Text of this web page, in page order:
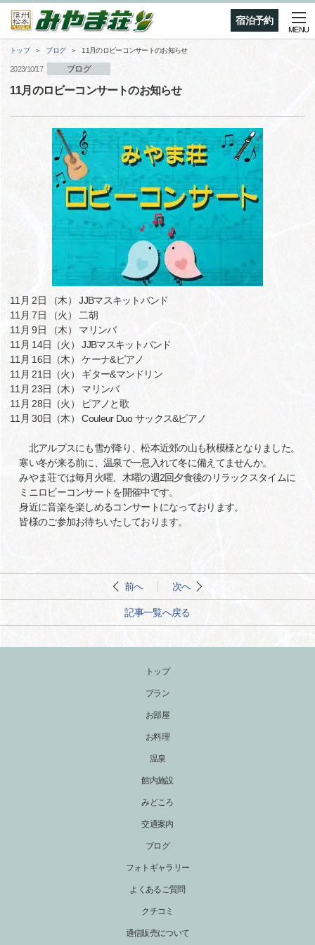
宿泊予約
MENU
トップ ブログ 11月のロビーコンサートのお知らせ
2023/10/17 ブログ
11月のロビーコンサートのお知らせ
11月 2日 （木） JJBマスキットバンド
11月 7日 （火） 二胡
11月 9日 （木） マリンバ
11月 14日（火） JJBマスキットバンド
11月 16日（木） ケーナ&ピアノ
11月 21日（火） ギター&マンドリン
11月 23日（木） マリンバ
11月 28日（火） ピアノと歌
11月 30日（木） Couleur Duo サックス&ピアノ
北アルプスにも雪が降り、松本近郊の山も秋模様となりました。
寒い冬が来る前に、温泉で一息入れて冬に備えてませんか。
みやま荘では毎月火曜、木曜の週2回夕食後のリラックスタイムに
ミニロビーコンサートを開催中です。
身近に音楽を楽しめるコンサートになっております。
皆様のご参加お待ちいたしております。
前へ 次へ
記事一覧へ戻る
トップ
プラン
お部屋
お料理
温泉
館内施設
みどころ
交通案内
ブログ
フォトギャラリー
よくあるご質問
クチコミ
通信販売について